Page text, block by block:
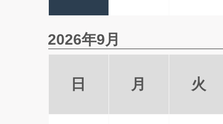
2026年9月
日 月 火